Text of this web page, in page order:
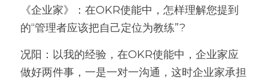
《企业家》：在OKR使能中，怎样理解您提到
的“管理者应该把自己定位为教练”?
况阳：以我的经验，在OKR使能中，企业家应
做好两件事，一是一对一沟通，这时企业家承担